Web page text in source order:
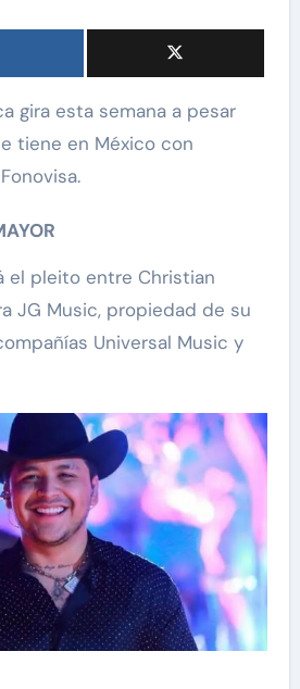
tiene en México con
el pleito entre Christian
JG Music, propiedad de su
Universal Music y